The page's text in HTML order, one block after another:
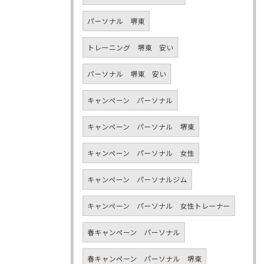
パーソナル 堺東
トレーニング 堺東 安い
パーソナル 堺東 安い
キャンペーン パーソナル
キャンペーン パーソナル 堺東
キャンペーン パーソナル 女性
キャンペーン パーソナルジム
キャンペーン パーソナル 女性トレーナー
春キャンペーン パーソナル
春キャンペーン パーソナル 堺東